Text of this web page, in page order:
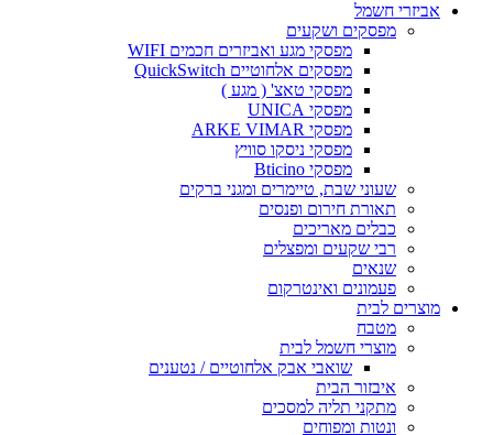
אביזרי חשמל
מפסקים ושקעים
מפסקי מגע ואביזרים חכמים WIFI
מפסקים אלחוטיים QuickSwitch
מפסקי טאצ' ( מגע )
מפסקי UNICA
מפסקי ARKE VIMAR
מפסקי ניסקו סוויץ
מפסקי Bticino
שעוני שבת, טיימרים ומגני ברקים
תאורת חירום ופנסים
כבלים מאריכים
רבי שקעים ומפצלים
שנאים
פעמונים ואינטרקום
מוצרים לבית
מטבח
מוצרי חשמל לבית
שואבי אבק אלחוטיים / נטענים
איבזור הבית
מתקני תליה למסכים
ונטות ומפוחים